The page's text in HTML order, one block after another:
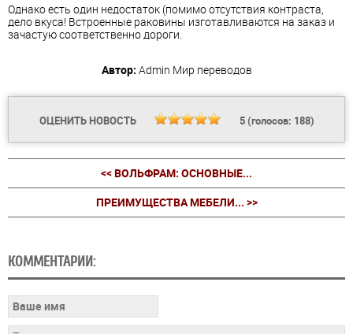
Однако есть один недостаток (помимо отсутствия контраста,
дело вкуса! Встроенные раковины изготавливаются на заказ и
зачастую соответственно дороги.
Автор: Admin Мир переводов
ОЦЕНИТЬ НОВОСТЬ 5(голосов: 188)
<< ВОЛЬФРАМ: ОСНОВНЫЕ...
ПРЕИМУЩЕСТВА МЕБЕЛИ... >>
КОММЕНТАРИИ: